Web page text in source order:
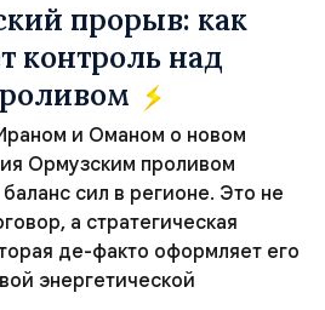
прорыв: как
контроль над
и Оманом о новом
Ормузским проливом
сил в регионе. Это не
а стратегическая
де-факто оформляет его
энергетической